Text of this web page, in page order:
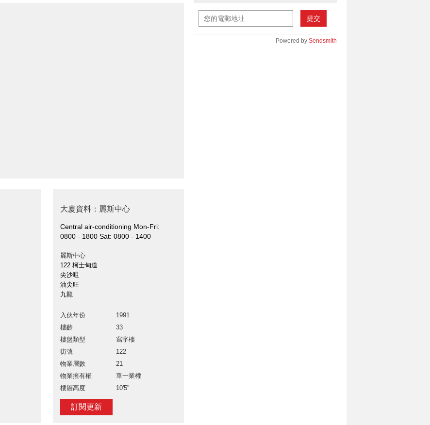
大廈資料：麗斯中心
Central air-conditioning Mon-Fri:
0800 - 1800 Sat: 0800 - 1400
麗斯中心
122 柯士甸道
尖沙咀
油尖旺
九龍
入伙年份
1991
樓齡
33
樓盤類型
寫字樓
街號
122
物業層數
21
物業擁有權
單一業權
樓層高度
10'5"
訂閱更新
提交
Powered by Sendsmith